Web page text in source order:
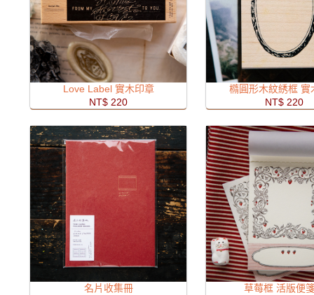
Love Label 實木印章
NT$ 220
橢圓形木紋綉框 實
NT$ 220
名片收集冊
草莓框 活版便